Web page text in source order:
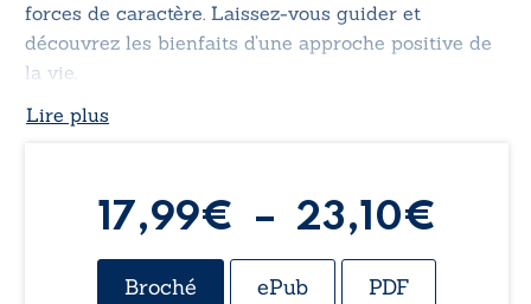
forces de caractère. Laissez-vous guider et
découvrez les bienfaits d’une approche positive de
la vie.
Lire plus
17,99€ – 23,10€
de
Broché ePub PDF